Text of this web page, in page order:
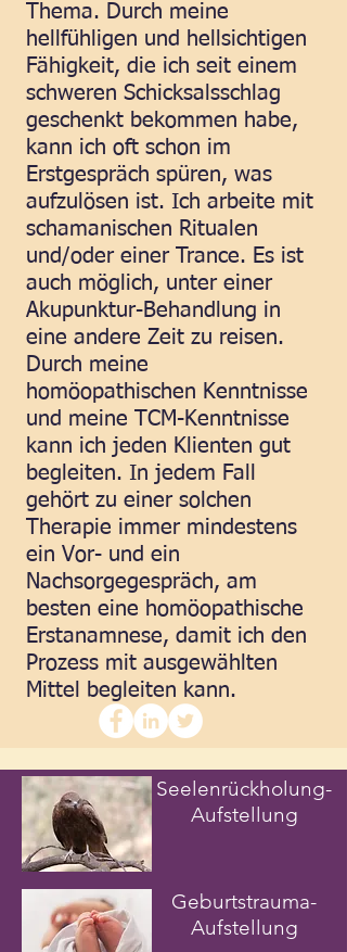
Thema. Durch meine
hellfühligen und hellsichtigen
Fähigkeit, die ich seit einem
schweren Schicksalsschlag
geschenkt bekommen habe,
kann ich oft schon im
Erstgespräch spüren, was
aufzulösen ist. Ich arbeite mit
schamanischen Ritualen
und/oder einer Trance. Es ist
auch möglich, unter einer
Akupunktur-Behandlung in
eine andere Zeit zu reisen.
Durch meine
homöopathischen Kenntnisse
und meine TCM-Kenntnisse
kann ich jeden Klienten gut
begleiten. In jedem Fall
gehört zu einer solchen
Therapie immer mindestens
ein Vor- und ein
Nachsorgegespräch, am
besten eine homöopathische
Erstanamnese, damit ich den
Prozess mit ausgewählten
Mittel begleiten kann.
Seelenrückholung-
Aufstellung
Geburtstrauma-
Aufstellung